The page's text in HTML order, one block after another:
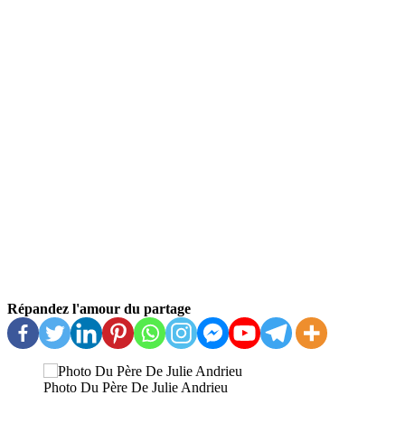
Répandez l'amour du partage
Photo Du Père De Julie Andrieu